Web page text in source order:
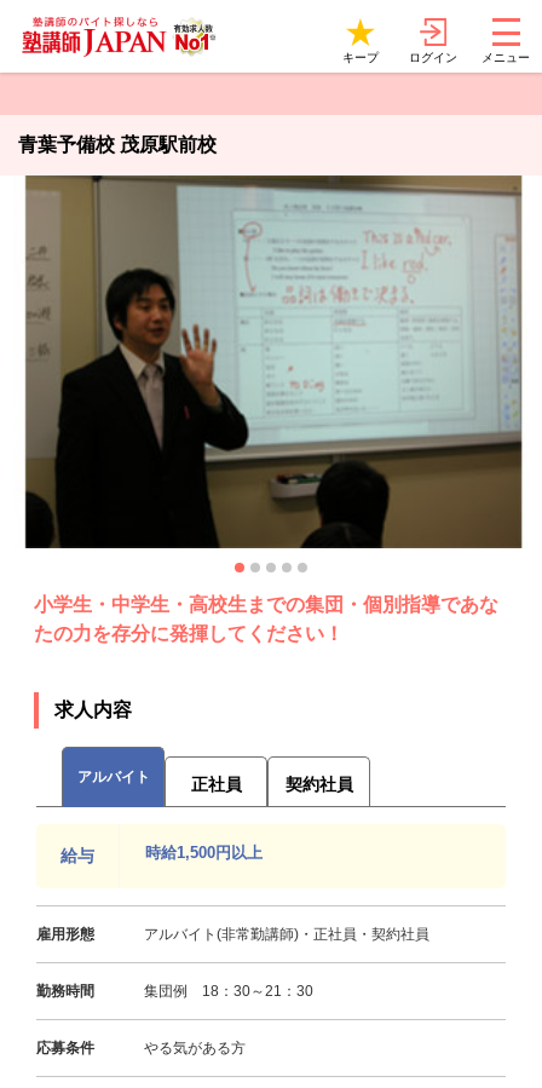
キープ ログイン メニュー
青葉予備校 茂原駅前校
小学生・中学生・高校生までの集団・個別指導であな
たの力を存分に発揮してください！
求人内容
アルバイト 正社員 契約社員
給与 時給1,500円以上
雇用形態 アルバイト(非常勤講師)・正社員・契約社員
勤務時間 集団例 18：30～21：30
応募条件 やる気がある方